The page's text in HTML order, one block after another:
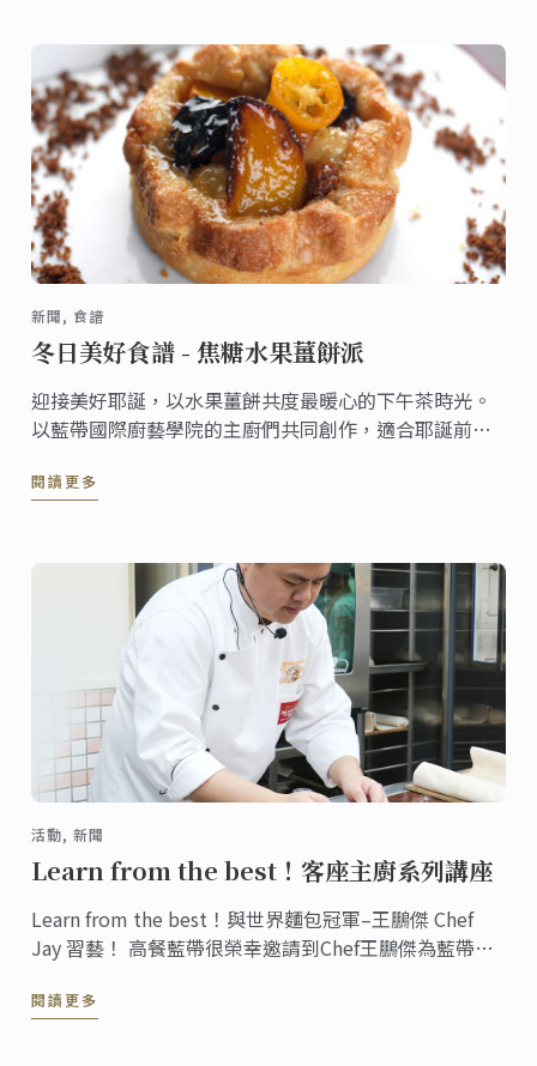
新聞, 食譜
冬日美好食譜 - 焦糖水果薑餅派
迎接美好耶誕，以水果薑餅共度最暖心的下午茶時光。
以藍帶國際廚藝學院的主廚們共同創作，適合耶誕前夕
邊緣夾帶薑餅，再以焦糖水果和香料糖漿融化味蕾。
閱讀更多
活動, 新聞
Learn from the best！客座主廚系列講座
Learn from the best！與世界麵包冠軍–王鵬傑 Chef
Jay 習藝！ 高餐藍帶很榮幸邀請到Chef王鵬傑為藍帶學
但唯有靠著精益求精的精神，才能在世界舞台奪冠。
閱讀更多